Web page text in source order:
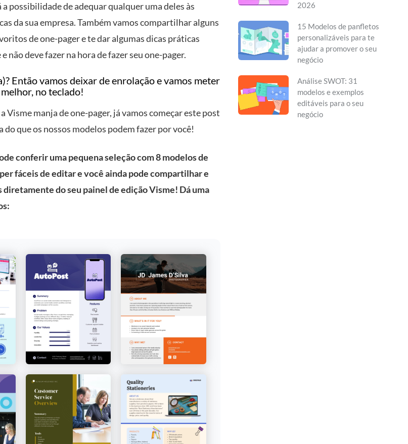
a possibilidade de adequar qualquer uma deles às
da sua empresa. Também vamos compartilhar alguns
de one-pager e te dar algumas dicas práticas
não deve fazer na hora de fazer seu one-pager.
Então vamos deixar de enrolação e vamos meter
no teclado!
Visme manja de one-pager, já vamos começar este post
do que os nossos modelos podem fazer por você!
conferir uma pequena seleção com 8 modelos de
fáceis de editar e você ainda pode compartilhar e
do seu painel de edição Visme! Dá uma
2026
15 Modelos de panfletos
personalizáveis para te
ajudar a promover o seu
negócio
Análise SWOT: 31
modelos e exemplos
editáveis para o seu
negócio